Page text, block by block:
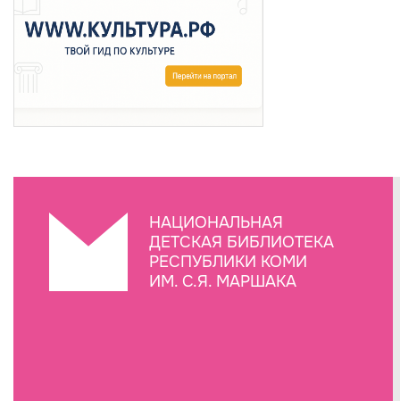
НАЦИОНАЛЬНАЯ
ДЕТСКАЯ БИБЛИОТЕКА
РЕСПУБЛИКИ КОМИ
ИМ. С.Я. МАРШАКА